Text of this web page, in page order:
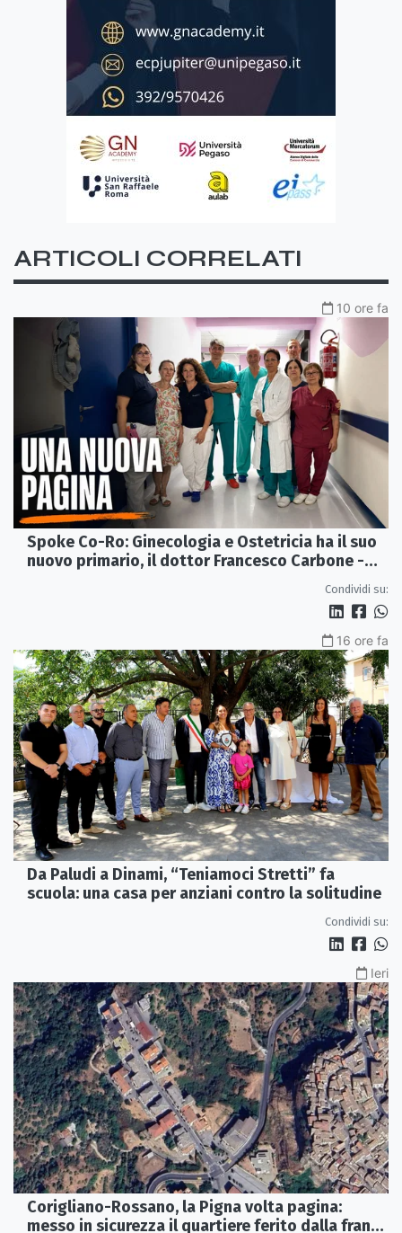
ARTICOLI CORRELATI
10 ore fa
Spoke Co-Ro: Ginecologia e Ostetricia ha il suo
nuovo primario, il dottor Francesco Carbone -
Condividi su:
16 ore fa
Da Paludi a Dinami, “Teniamoci Stretti” fa
scuola: una casa per anziani contro la solitudine
Condividi su:
Ieri
Corigliano-Rossano, la Pigna volta pagina:
messo in sicurezza il quartiere ferito dalla frana